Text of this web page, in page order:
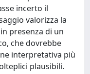
incerto il
valorizza la
presenza di un
che dovrebbe
interpretativa più
plausibili.